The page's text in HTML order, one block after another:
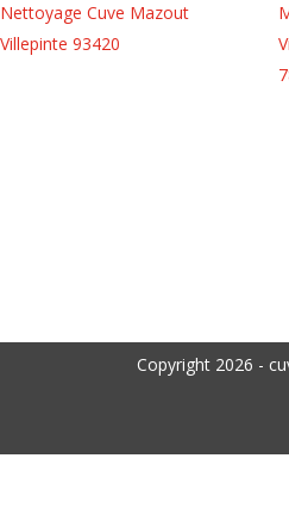
Nettoyage Cuve Mazout
Villepinte 93420
Copyright 2026 -